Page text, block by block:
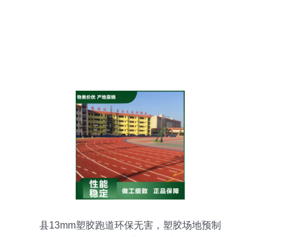
县13mm塑胶跑道环保无害，塑胶场地预制